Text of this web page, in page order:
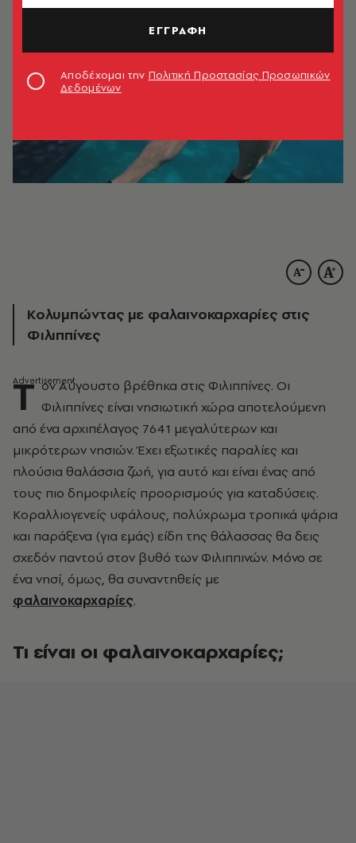
Κολυμπώντας με φαλαινοκαρχαρίες στις
Φιλιππίνες
Τ ον Αύγουστο βρέθηκα στις Φιλιππίνες. Οι
Φιλιππίνες είναι νησιωτική χώρα αποτελούμενη
από ένα αρχιπέλαγος 7641 μεγαλύτερων και
μικρότερων νησιών. Έχει εξωτικές παραλίες και
πλούσια θαλάσσια ζωή, για αυτό και είναι ένας από
τους πιο δημοφιλείς προορισμούς για καταδύσεις.
Κοραλλιογενείς υφάλους, πολύχρωμα τροπικά ψάρια
και παράξενα (για εμάς) είδη της θάλασσας θα δεις
σχεδόν παντού στον βυθό των Φιλιππινών. Μόνο σε
ένα νησί, όμως, θα συναντηθείς με
φαλαινοκαρχαρίες.
Τι είναι οι φαλαινοκαρχαρίες;
ΕΓΓΡΑΦΗ
Αποδέχομαι την Πολιτική Προστασίας Προσωπικών
Δεδομένων